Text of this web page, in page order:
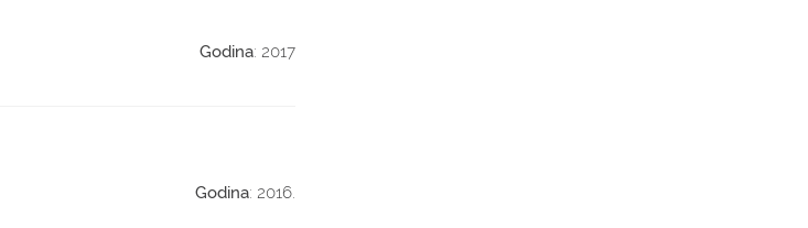
Godina: 2017
Godina: 2016.